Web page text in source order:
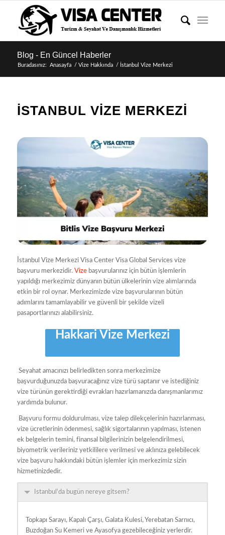
Blog - En Güncel Haberler
Buradasınız: Anasayfa / Vize Hakkında / İstanbul Vize Merkezi
İSTANBUL VIZE MERKEZI
İstanbul Vize Merkezi Visa Center Visa Global Services vize
başvuru merkezidir. Vizebaşvurularınız için bütün işlemlerin
yapıldığı merkezimiz dünyanın bütün ülkelerinin vize alımlarında
etkin bir rol oynar. Merkezimizde vize başvurularının bütün
adımlarını tamamlayabilir ve güvenli bir şekilde vizeli
pasaportlarınızı alabilirsiniz.
Hakkari Vize Merkezi
Seyahat amacınızı belirledikten sonra merkezimize
başvurduğunuzda başvuracağınız vize türü saptanır ve istediğiniz
vize türünün gerektirdiği evrakları hazırlamanızda danışmanlarımız
yardımda bulunur.
Başvuru formu doldurulması, vize talep dilekçelerinin hazırlanması,
vize ücretlerinin ödenmesi, sağlık sigortalarının yapılması, istenen
ek belgelerin temini, finansal bilgilerinizin belgelendirilmesi,
biyometrik verileriniz yetkililere verilmesi ve aklınıza gelebilecek
vize başvuru hakkındaki bütün işlemler için merkezimiz sizin
hizmetinizdedir.
Istanbul'da bugün nereye gitsem?
Topkapı Sarayı, Kapalı Çarşı, Galata Kulesi, Yerebatan Sarnıcı,
Buzdoğan Su Kemeri ve Ayasofya gezebileceğiniz yerlerdir.